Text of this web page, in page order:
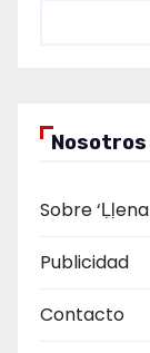
Nosotros
Sobre
Publicidad
Contacto